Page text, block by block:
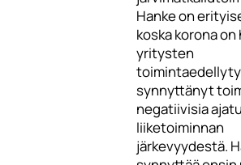
Hanke on
koska korona
yritysten
synnyttänyt
negatiivisia
liiketoiminnan
järkevyydestä.